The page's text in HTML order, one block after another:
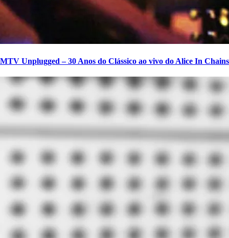
MTV Unplugged – 30 Anos do Clássico ao vivo do Alice In Chains